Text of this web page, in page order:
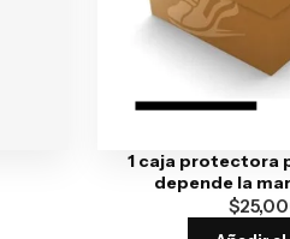
1 caja protectora
depende la
$